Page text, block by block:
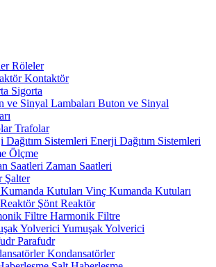
Röleler
Kontaktör
Sigorta
Buton ve Sinyal
Trafolar
Enerji Dağıtım Sistemleri
Ölçme
Zaman Saatleri
Şalter
Vinç Kumanda Kutuları
Şönt Reaktör
Harmonik Filtre
Yumuşak Yolverici
Parafudr
Kondansatörler